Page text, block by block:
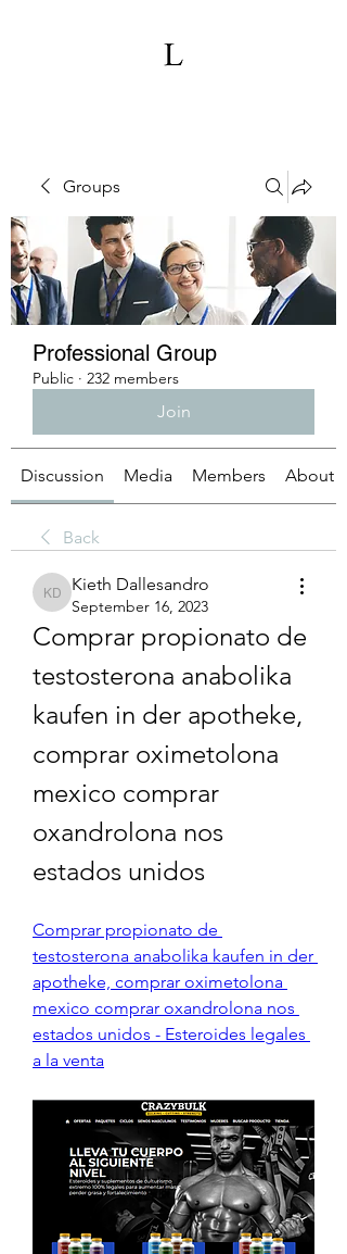
Groups
Professional Group
Public · 232 members
Join
Discussion Media Members About
Back
Kieth Dallesandro
Kieth Dallesandro
September 16, 2023
Comprar propionato de
testosterona anabolika
kaufen in der apotheke,
comprar oximetolona
mexico comprar
oxandrolona nos
estados unidos
Comprar propionato de
testosterona anabolika kaufen in der
apotheke, comprar oximetolona
mexico comprar oxandrolona nos
estados unidos - Esteroides legales
a la venta